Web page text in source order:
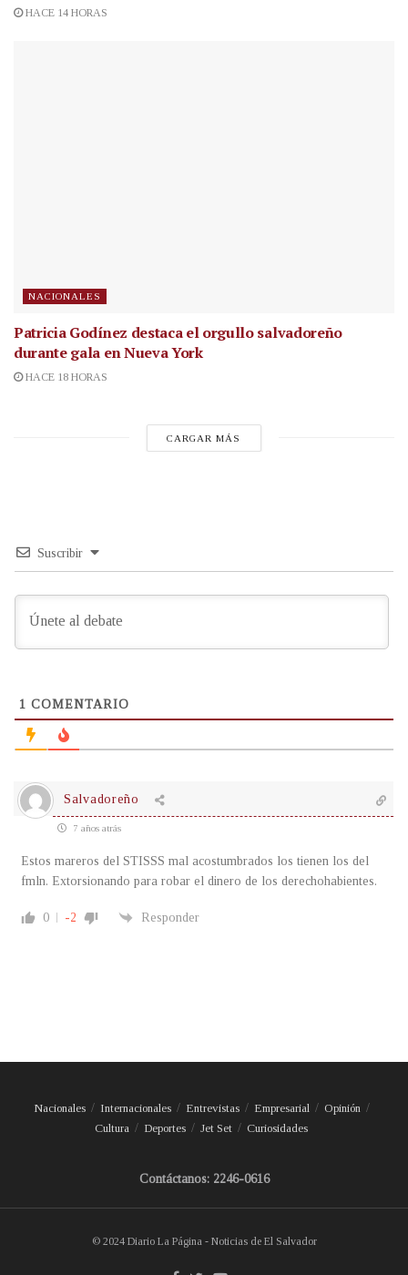
HACE 14 HORAS
NACIONALES
Patricia Godínez destaca el orgullo salvadoreño
durante gala en Nueva York
HACE 18 HORAS
CARGAR MÁS
Suscribir
1 COMENTARIO
Salvadoreño
7 años atrás
Estos mareros del STISSS mal acostumbrados los tienen los del
fmln. Extorsionando para robar el dinero de los derechohabientes.
0 -2 Responder
Nacionales Internacionales Entrevistas Empresarial
Opinión
Cultura
Deportes Jet Set Curiosidades
Contáctanos: 2246-0616
© 2024 Diario La Página - Noticias de El Salvador